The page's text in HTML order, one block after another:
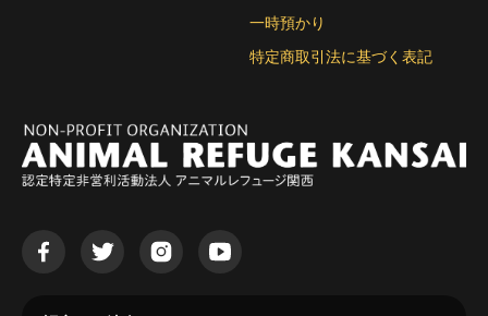
一時預かり
特定商取引法に基づく表記